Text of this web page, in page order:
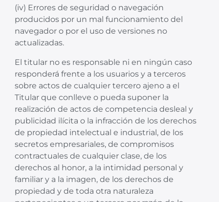
(iv) Errores de seguridad o navegación
producidos por un mal funcionamiento del
navegador o por el uso de versiones no
actualizadas.
El titular no es responsable ni en ningún caso
responderá frente a los usuarios y a terceros
sobre actos de cualquier tercero ajeno a el
Titular que conlleve o pueda suponer la
realización de actos de competencia desleal y
publicidad ilícita o la infracción de los derechos
de propiedad intelectual e industrial, de los
secretos empresariales, de compromisos
contractuales de cualquier clase, de los
derechos al honor, a la intimidad personal y
familiar y a la imagen, de los derechos de
propiedad y de toda otra naturaleza